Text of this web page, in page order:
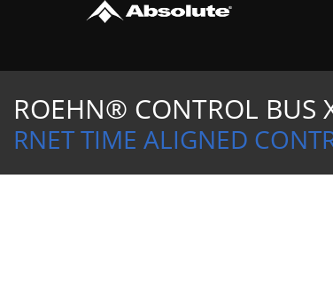
conteúdo
ROEHN® CONTROL BUS
RNET TIME ALIGNED